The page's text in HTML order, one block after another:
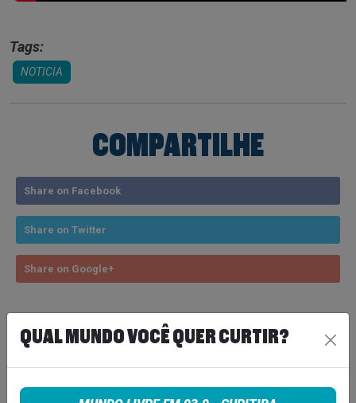
Tags:
NOTICIA
COMPARTILHE
Share on Facebook
Share on Twitter
Share on Google+
VEJA TAMBÉM MAIS
QUAL MUNDO VOCÊ QUER CURTIR?